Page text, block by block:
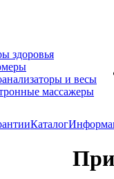
здоровья
и весы
массажеры
Каталог